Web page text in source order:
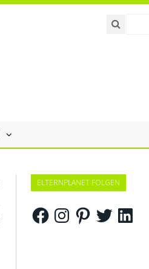
ELTERNPLANET FOLGEN
FacebookInstagramPinterestTwitterLinkedIn